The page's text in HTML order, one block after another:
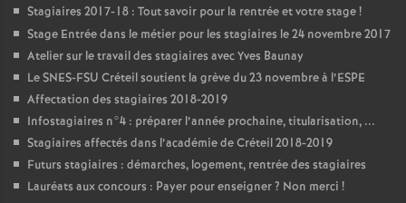
Stagiaires 2017-18 : Tout savoir pour la rentrée et votre stage!
Stage Entrée dans le métier pour les stagiaires le 24 novembre 2017
Atelier sur le travail des stagiaires avec Yves Baunay
LeSNES-FSU Créteil soutient la grève du 23 novembre à l’ESPE
Affectation des stagiaires 2018-2019
Infostagiaires n°4 : préparer l’année prochaine, titularisation, ...
Stagiaires affectés dans l’académie de Créteil 2018-2019
Futurs stagiaires : démarches, logement, rentrée des stagiaires
Lauréats aux concours : Payer pour enseigner? Non merci !